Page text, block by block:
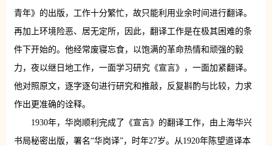
青年》的出版，工作十分繁忙，故只能利用业余时间进行翻译。
再加上环境险恶、居无定所，因此，翻译工作是在极其困难的条
件下开始的。他经常废寝忘食，以饱满的革命热情和顽强的毅
力，夜以继日地工作，一面学习研究《宣言》，一面加紧翻译。
他对照原文，逐字逐句进行研究和推敲，反复斟酌与比较，力求
作出更准确的诠释。
1930年，华岗顺利完成了《宣言》的翻译工作，由上海华兴
书局秘密出版，署名“华岗译”，时年27岁。从1920年陈望道译本